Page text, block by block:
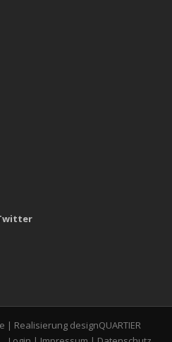
| Realisierung designQUARTIER